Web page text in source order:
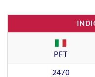
PFT
2470